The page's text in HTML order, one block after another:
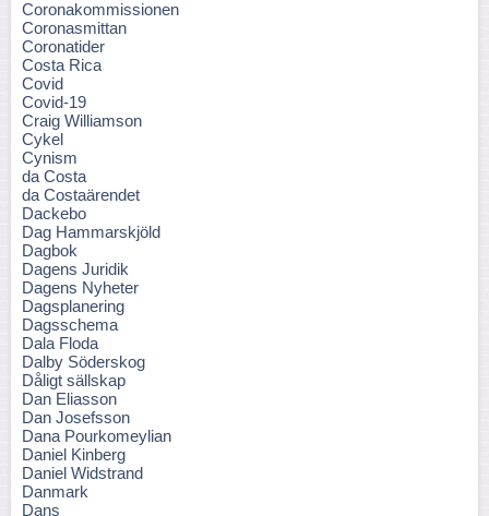
Coronakommissionen
Coronasmittan
Coronatider
Costa Rica
Covid
Covid-19
Craig Williamson
Cykel
Cynism
da Costa
da Costaärendet
Dackebo
Dag Hammarskjöld
Dagbok
Dagens Juridik
Dagens Nyheter
Dagsplanering
Dagsschema
Dala Floda
Dalby Söderskog
Dåligt sällskap
Dan Eliasson
Dan Josefsson
Dana Pourkomeylian
Daniel Kinberg
Daniel Widstrand
Danmark
Dans